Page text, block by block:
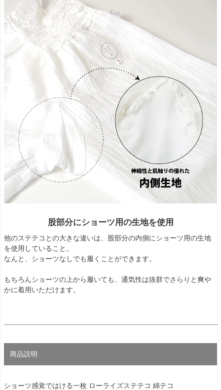
股部分にショーツ用の生地を使用
他のステテコとの大きな違いは、股部分の内側にショーツ用の生地
を使用していること。
なんと、ショーツなしでも履くことができます。
もちろんショーツの上から履いても、通気性は抜群でさらりと爽や
かに着用いただけます。
商品説明
ショーツ感覚ではける一枚 ローライズステテコ 綿テコ